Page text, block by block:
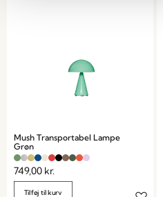
Mush Transportabel Lampe
Grøn
749,00 kr.
Tilføj til kurv